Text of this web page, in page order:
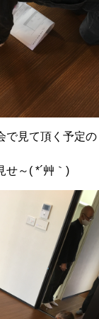
で見て頂く予定の
せ～( *´艸｀)